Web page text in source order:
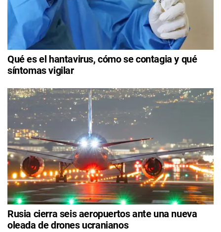
Qué es el hantavirus, cómo se contagia y qué
síntomas vigilar
Rusia cierra seis aeropuertos ante una nueva
oleada de drones ucranianos